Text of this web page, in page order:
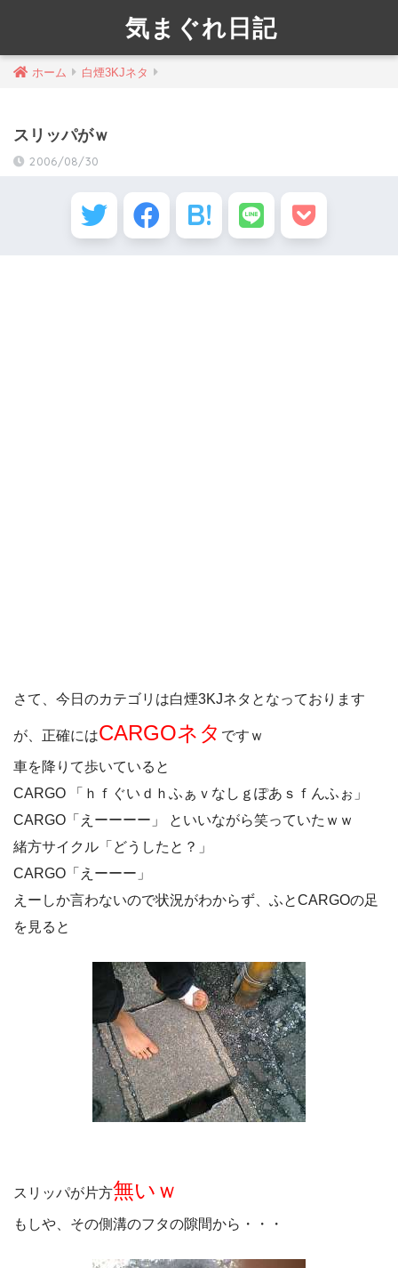
気まぐれ日記
ホーム 白煙3KJネタ
スリッパがｗ
2006/08/30
さて、今日のカテゴリは白煙3KJネタとなっております
が、正確にはCARGOネタ ですｗ
車を降りて歩いていると
CARGO 「ｈｆぐいｄｈふぁｖなしｇぽあｓｆんふぉ」
CARGO「えーーーー」 といいながら笑っていたｗｗ
緒方サイクル「どうしたと？」
CARGO「えーーー」
えーしか言わないので状況がわからず、ふとCARGOの足
を見ると
スリッパが片方無いｗ
もしや、その側溝のフタの隙間から・・・